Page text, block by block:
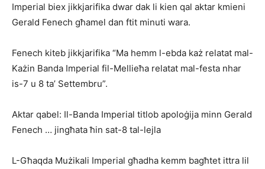
Imperial biex jikkjarifika dwar dak li kien qal aktar kmieni
Gerald Fenech għamel dan ftit minuti wara.
Fenech kiteb jikkjarifika “Ma hemm l-ebda każ relatat mal-
Każin Banda Imperial fil-Mellieħa relatat mal-festa nhar
is-7 u 8 ta’ Settembru”.
Aktar qabel: Il-Banda Imperial titlob apoloġija minn Gerald
Fenech … jingħata ħin sat-8 tal-lejla
L-Għaqda Mużikali Imperial għadha kemm bagħtet ittra lil